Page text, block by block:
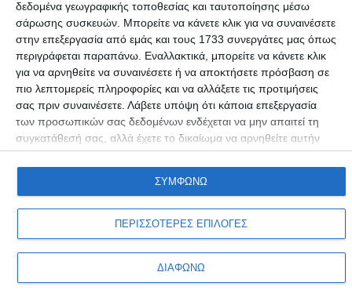
δεδομένα γεωγραφικής τοποθεσίας και ταυτοποίησης μέσω
σάρωσης συσκευών. Μπορείτε να κάνετε κλικ για να συναινέσετε
στην επεξεργασία από εμάς και τους 1733 συνεργάτες μας όπως
περιγράφεται παραπάνω. Εναλλακτικά, μπορείτε να κάνετε κλικ
για να αρνηθείτε να συναινέσετε ή να αποκτήσετε πρόσβαση σε
πιο λεπτομερείς πληροφορίες και να αλλάξετε τις προτιμήσεις
σας πριν συναινέσετε. Λάβετε υπόψη ότι κάποια επεξεργασία
των προσωπικών σας δεδομένων ενδέχεται να μην απαιτεί τη
συγκατάθεσή σας, αλλά έχετε το δικαίωμα να αρνηθείτε αυτήν
την επεξεργασία. Οι προτιμήσεις σαςθα ισχύουν μόνο για αυτόν
τον ιστότοπο. Μπορείτε να αλλάξετε τις προτιμήσεις σας ή να
ανακαλέσετε τη συγκατάθεσή σας ανά πάσα στιγμή
κουμπί "Απορρήτου" στο κάτω μέρος της ιστοσελίδας.
ΠΕΡΙΣΣΟΤΕΡΕΣ ΕΠΙΛΟΓΕΣ
ΔΙΑΦΩΝΩ
ΣΥΜΦΩΝΩ
Το 3ο συνέδριο των Ανεξάρτητων Ελλήνων που ανοίγει σήμερα
Συντακτική ομάδα 11/11/2016
Copyright © Adiakritos.gr 2026. All Rights Reserved.